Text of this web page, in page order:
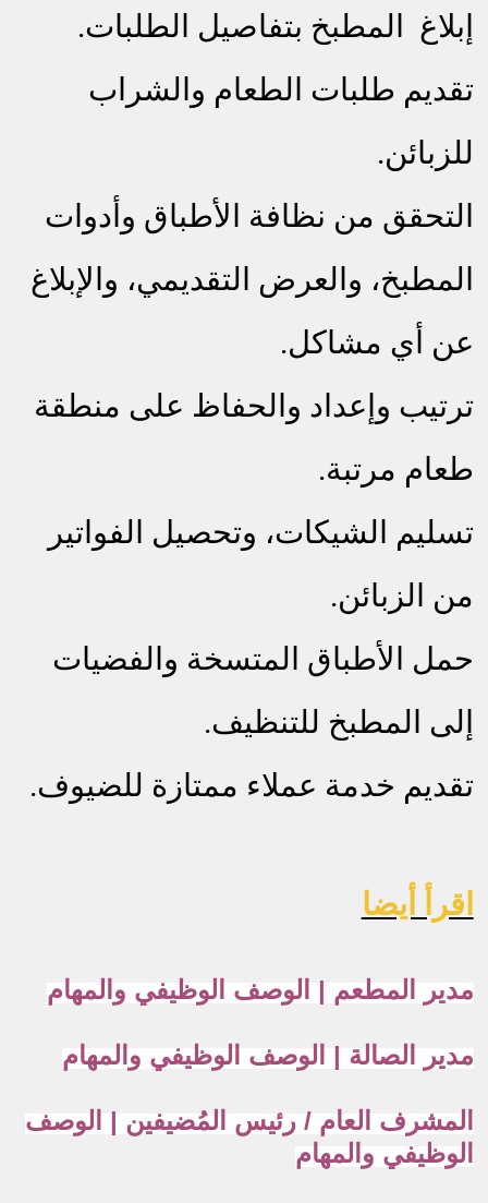
إبلاغ المطبخ بتفاصيل الطلبات.
تقديم طلبات الطعام والشراب
للزبائن.
التحقق من نظافة الأطباق وأدوات
المطبخ، والعرض التقديمي، والإبلاغ
عن أي مشاكل.
ترتيب وإعداد والحفاظ على منطقة
طعام مرتبة.
تسليم الشيكات، وتحصيل الفواتير
من الزبائن.
حمل الأطباق المتسخة والفضيات
إلى المطبخ للتنظيف.
تقديم خدمة عملاء ممتازة للضيوف.
اقرأ أيضا
مدير المطعم | الوصف الوظيفي والمهام
مدير الصالة | الوصف الوظيفي والمهام
المشرف العام / رئيس المُضيفين | الوصف
الوظيفي والمهام